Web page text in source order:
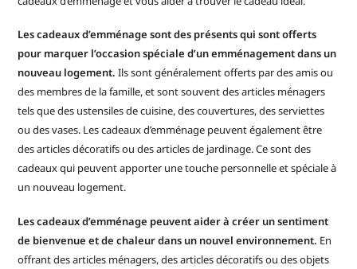
Les cadeaux d’emménage sont des présents qui sont offerts
pour marquer l’occasion spéciale d’un emménagement dans un
nouveau logement.Ils sont généralement offerts par des amis ou
des membres de la famille, et sont souvent des articles ménagers
tels que des ustensiles de cuisine, des couvertures, des serviettes
ou des vases. Les cadeaux d’emménage peuvent également être
des articles décoratifs ou des articles de jardinage. Ce sont des
cadeaux qui peuvent apporter une touche personnelle et spéciale à
un nouveau logement.
Les cadeaux d’emménage peuvent aider à créer un sentiment
de bienvenue et de chaleur dans un nouvel environnement. En
offrant des articles ménagers, des articles décoratifs ou des objets